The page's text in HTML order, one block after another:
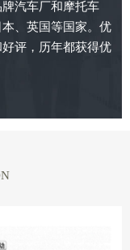
汽车厂和摩托车
、英国等国家。优
评，历年都获得优